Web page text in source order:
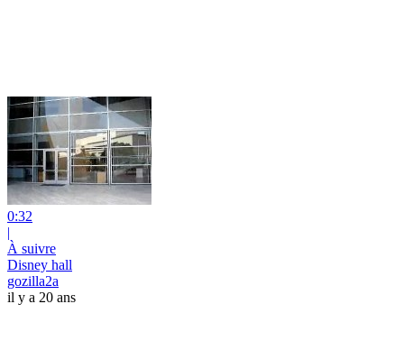
0:32
|
À suivre
Disney hall
gozilla2a
il y a 20 ans